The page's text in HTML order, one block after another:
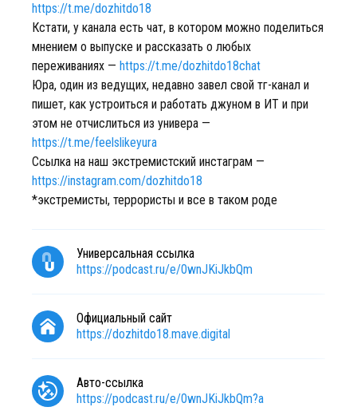
https://t.me/dozhitdo18
Кстати, у канала есть чат, в котором можно поделиться
мнением о выпуске и рассказать о любых
переживаниях — https://t.me/dozhitdo18chat
Юра, один из ведущих, недавно завел свой тг-канал и
пишет, как устроиться и работать джуном в ИТ и при
этом не отчислиться из универа —
https://t.me/feelslikeyura
Ссылка на наш экстремистский инстаграм —
https://instagram.com/dozhitdo18
*экстремисты, террористы и все в таком роде
Универсальная ссылка
https://podcast.ru/e/0wnJKiJkbQm
Официальный сайт
https://dozhitdo18.mave.digital
Авто-ссылка
https://podcast.ru/e/0wnJKiJkbQm?a